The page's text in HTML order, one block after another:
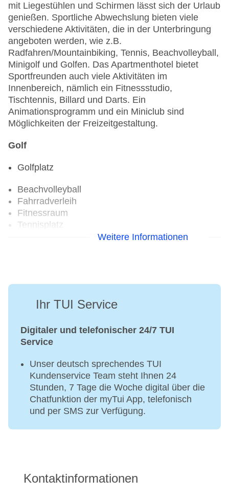
mit Liegestühlen und Schirmen lässt sich der Urlaub
genießen. Sportliche Abwechslung bieten viele
verschiedene Aktivitäten, die in der Unterbringung
angeboten werden, wie z.B.
Radfahren/Mountainbiking, Tennis, Beachvolleyball,
Minigolf und Golfen. Das Apartmenthotel bietet
Sportfreunden auch viele Aktivitäten im
Innenbereich, nämlich ein Fitnessstudio,
Tischtennis, Billard und Darts. Ein
Animationsprogramm und ein Miniclub sind
Möglichkeiten der Freizeitgestaltung.
Golf
Golfplatz
Beachvolleyball
Fahrradverleih
Fitnessraum
Tennisplatz
Weitere Informationen
Ihr TUI Service
Digitaler und telefonischer 24/7 TUI
Service
Unser deutsch sprechendes TUI
Kundenservice Team steht Ihnen 24
Stunden, 7 Tage die Woche digital über die
Chatfunktion der myTui App, telefonisch
und per SMS zur Verfügung.
Kontaktinformationen